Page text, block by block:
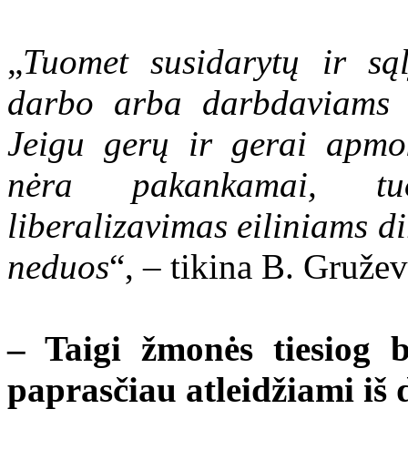
„Tuomet susidarytų ir
darbo arba
Jeigu gerų ir gerai
nėra pakankamai,
liberalizavimas eiliniams
neduos“, – tikina B.
– Taigi žmonės
paprasčiau atleidžiami iš